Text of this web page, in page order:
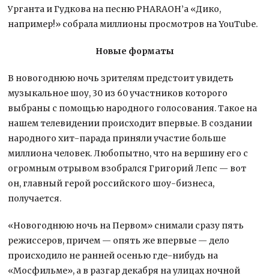
Урганта и Гудкова на песню PHARAOH’а «Дико,
например!» собрала миллионы просмотров на YouTube.
Новые форматы
В новогоднюю ночь зрителям предстоит увидеть
музыкальное шоу, 30 из 60 участников которого
выбраны с помощью народного голосования. Такое на
нашем телевидении происходит впервые. В создании
народного хит-парада приняли участие больше
миллиона человек. Любопытно, что на вершину его с
огромным отрывом взобрался Григорий Лепс — вот
он, главный герой российского шоу-бизнеса,
получается.
«Новогоднюю ночь на Первом» снимали сразу пять
режиссеров, причем — опять же впервые — дело
происходило не ранней осенью где-нибудь на
«Мосфильме», а в разгар декабря на улицах ночной